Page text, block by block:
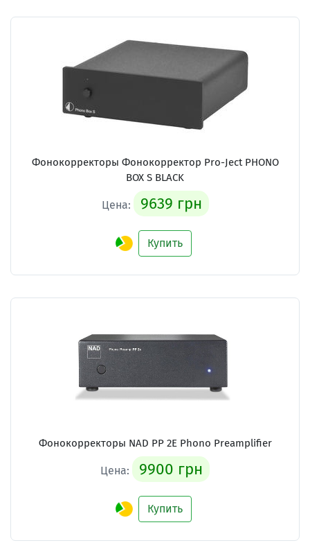
Фонокорректоры Фонокорректор Pro-Ject PHONO
BOX S BLACK
Цена: 9639 грн
Купить
Фонокорректоры NAD PP 2E Phono Preamplifier
Цена: 9900 грн
Купить